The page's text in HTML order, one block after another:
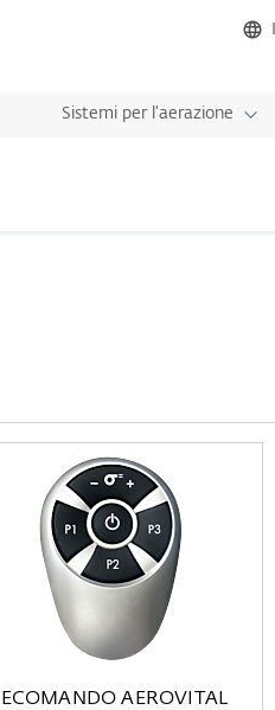
Sistemi per l'aerazione
AEROVITAL